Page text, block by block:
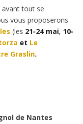
avant tout se
vous proposerons
(les 21-24 mai, 10-
et Le
Graslin.
de Nantes